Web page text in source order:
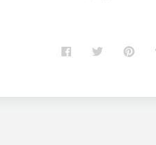
F
b
T
t
P
e